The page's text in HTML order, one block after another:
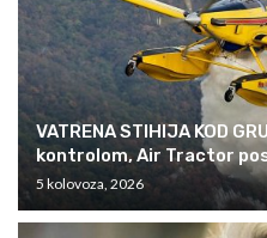
VATRENA STIHIJA KOD
kontrolom, Air Tractor
5 kolovoza, 2026